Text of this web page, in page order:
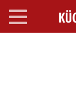
Toggle
navigation